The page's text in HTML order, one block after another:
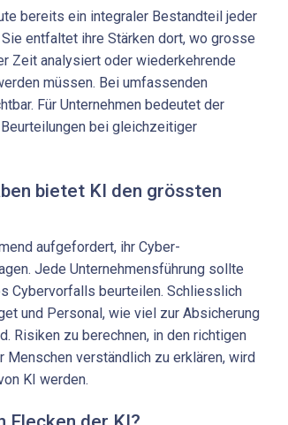
bereits ein integraler Bestandteil jeder
entfaltet ihre Stärken dort, wo grosse
Zeit analysiert oder wiederkehrende
müssen. Bei umfassenden
Für Unternehmen bedeutet der
bei gleichzeitiger
bietet KI den grössten
aufgefordert, ihr Cyber-
Jede Unternehmensführung sollte
Cybervorfalls beurteilen. Schliesslich
und Personal, wie viel zur Absicherung
Risiken zu berechnen, in den richtigen
Menschen verständlich zu erklären, wird
KI werden.